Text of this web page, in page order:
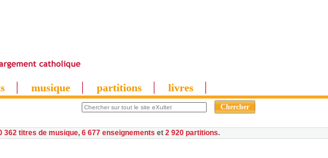
musique partitions livres
362 titres de musique, 6 677 enseignements et 2 920 partitions.